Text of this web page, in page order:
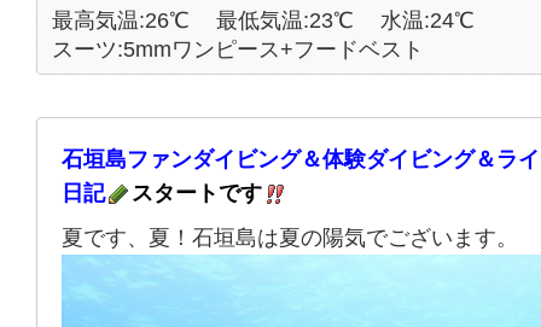
最高気温:26℃
最低気温:23℃
水温:24℃
スーツ:5mmワンピース+フードベスト
石垣島ファンダイビング＆体験ダイビング＆ラ
日記
スタートです
夏です、夏！石垣島は夏の陽気でございます。